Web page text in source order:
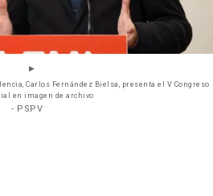
Carlos Fernández Bielsa, presenta el V Congreso
en imagen de archivo
- PSPV